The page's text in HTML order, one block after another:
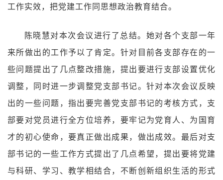
工作实效，把党建工作同思想政治教育结合。
陈晓慧对本次会议进行了总结。她对各个支部一年
来所做出的工作予以了肯定。针对目前各支部存在的一
些问题提出了几点整改措施，提出要进行支部设置优化
调整，同时进一步调整党支部书记。针对本次会议反映
出的一些问题，指出要完善党支部书记的考核方式，支
部要对党员进行全方位培养，要牢记为党育人、为国育
才的初心使命，要真正做出成果，做出成效。最后对支
部书记的一些工作方式提出了几点希望，提出要将党建
与科研、学习、教学相结合，不断创新组织生活的形式